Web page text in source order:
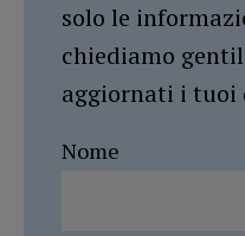
solo le
chiediamo
aggiornati i tuoi
Nome